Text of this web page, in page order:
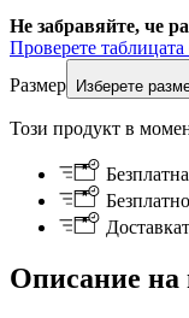
Не забравяйте, че
Проверете таблицата
Размер
Изберете
Този продукт в
Описание на